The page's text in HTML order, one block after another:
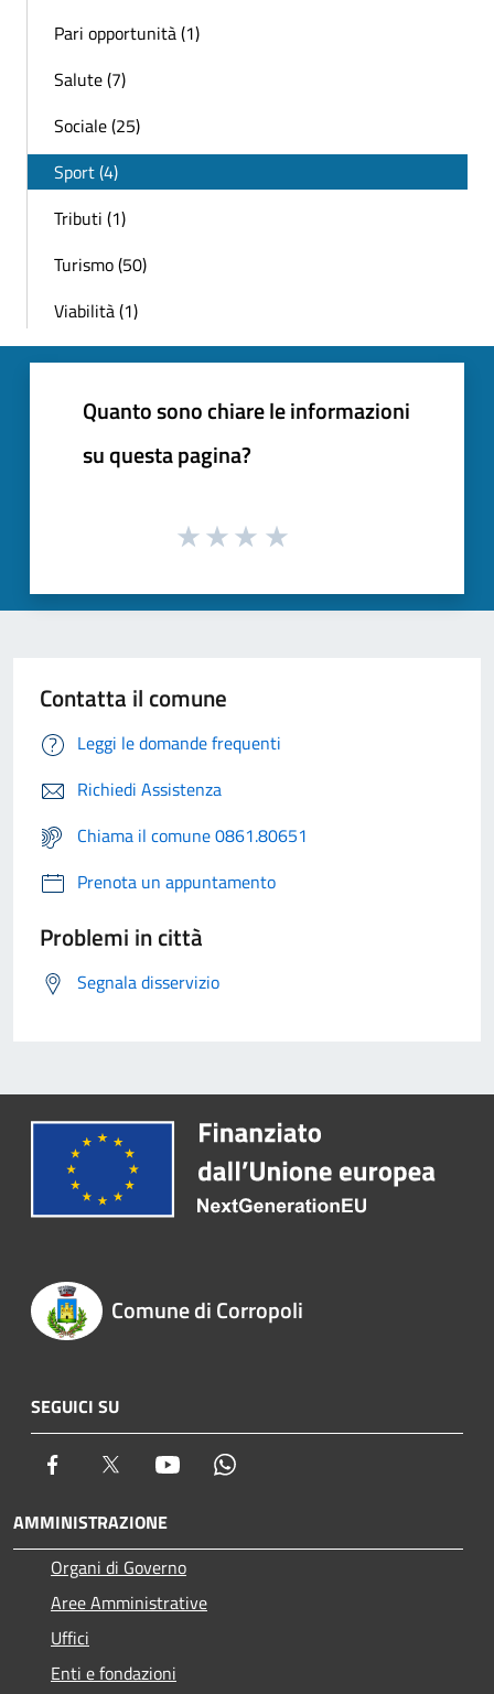
Pari opportunità (1)
Salute (7)
Sociale (25)
Sport (4)
Tributi (1)
Turismo (50)
Viabilità (1)
Quanto sono chiare le informazioni
su questa pagina?
Contatta il comune
Leggi le domande frequenti
Richiedi Assistenza
Chiama il comune 0861.80651
Prenota un appuntamento
Problemi in città
Segnala disservizio
Comune di Corropoli
SEGUICI SU
Facebook Twitter Youtube
AMMINISTRAZIONE
Organi di Governo
Aree Amministrative
Uffici
Enti e fondazioni